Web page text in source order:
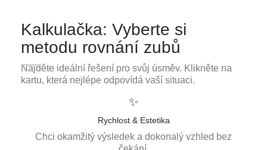
Kalkulačka: Vyberte si
metodu rovnání zubů
Najděte ideální řešení pro svůj úsměv. Klikněte na
kartu, která nejlépe odpovídá vaší situaci.
✨
Rychlost & Estetika
Chci okamžitý výsledek a dokonalý vzhled bez